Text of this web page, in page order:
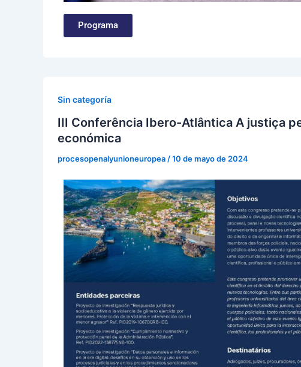
Programa
Sin categoría
III Conferência Ibero-Atlântica A justiça
económica
procesopenalyunioneuropea /10 de mayo de 2024